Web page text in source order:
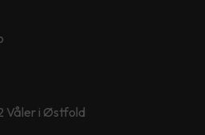
Våler i Østfold